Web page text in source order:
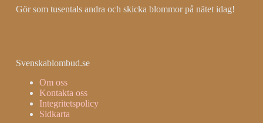
Gör som tusentals andra och skicka blommor på nätet idag!
Svenskablombud.se
Om oss
Kontakta oss
Integritetspolicy
Sidkarta